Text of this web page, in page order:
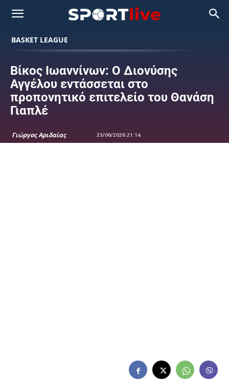
BASKET LEAGUE
Βίκος Ιωαννίνων: Ο Διονύσης
Αγγέλου εντάσσεται στο
προπονητικό επιτελείο του Θανάση
Γιαπλέ
Γιώργος Αριδαίας 23/06/2026 21:14